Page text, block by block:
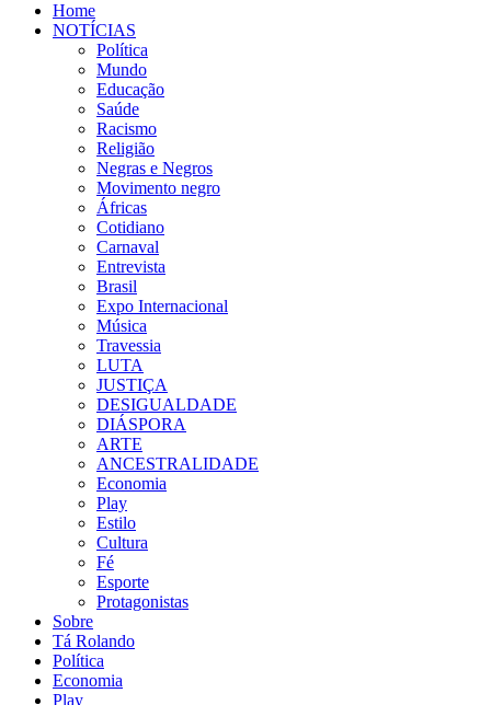
Home
NOTÍCIAS
Política
Mundo
Educação
Saúde
Racismo
Religião
Negras e Negros
Movimento negro
Áfricas
Cotidiano
Carnaval
Entrevista
Brasil
Expo Internacional
Música
Travessia
LUTA
JUSTIÇA
DESIGUALDADE
DIÁSPORA
ARTE
ANCESTRALIDADE
Economia
Play
Estilo
Cultura
Fé
Esporte
Protagonistas
Sobre
Tá Rolando
Política
Economia
Play